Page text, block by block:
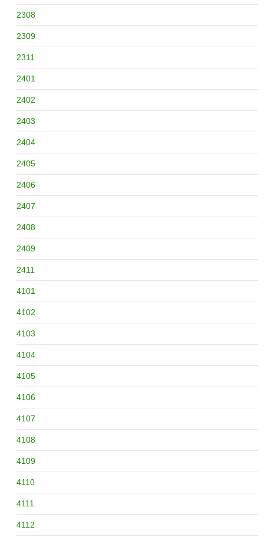
2308
2309
2311
2401
2402
2403
2404
2405
2406
2407
2408
2409
2411
4101
4102
4103
4104
4105
4106
4107
4108
4109
4110
4111
4112